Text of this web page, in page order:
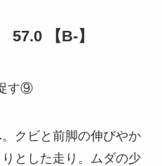
【B-】
す⑨
クビと前脚の伸びやか
とした走り。ムダの少